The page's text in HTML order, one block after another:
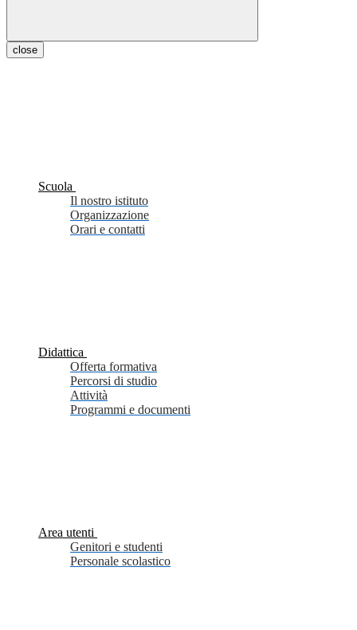
close
Scuola
Il nostro istituto
Organizzazione
Orari e contatti
Didattica
Offerta formativa
Percorsi di studio
Attività
Programmi e documenti
Area utenti
Genitori e studenti
Personale scolastico